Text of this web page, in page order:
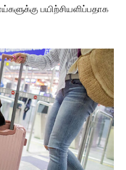
பயிற்சியளிப்பதாக